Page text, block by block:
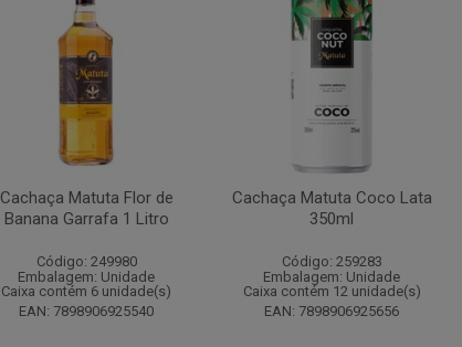
Cachaça Matuta Flor de
Banana Garrafa 1 Litro
Código: 249980
Embalagem: Unidade
Caixa contém 6 unidade(s)
EAN: 7898906925540
Cachaça Matuta Coco Lata
350ml
Código: 259283
Embalagem: Unidade
Caixa contém 12 unidade(s)
EAN: 7898906925656